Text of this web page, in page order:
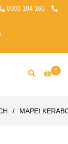
0903 184 168
0
/ MAPEI